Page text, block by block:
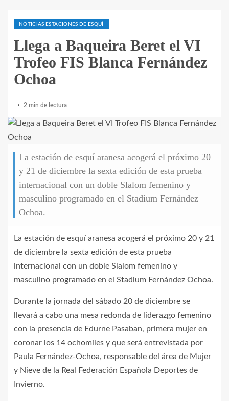
NOTICIAS ESTACIONES DE ESQUÍ
Llega a Baqueira Beret el VI
Trofeo FIS Blanca Fernández
Ochoa
2 min de lectura
La estación de esquí aranesa acogerá el próximo 20
y 21 de diciembre la sexta edición de esta prueba
internacional con un doble Slalom femenino y
masculino programado en el Stadium Fernández
Ochoa.
La estación de esquí aranesa acogerá el próximo 20 y 21
de diciembre la sexta edición de esta prueba
internacional con un doble Slalom femenino y
masculino programado en el Stadium Fernández Ochoa.
Durante la jornada del sábado 20 de diciembre se
llevará a cabo una mesa redonda de liderazgo femenino
con la presencia de Edurne Pasaban, primera mujer en
coronar los 14 ochomiles y que será entrevistada por
Paula Fernández-Ochoa, responsable del área de Mujer
y Nieve de la Real Federación Española Deportes de
Invierno.